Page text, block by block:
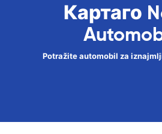
Картаго
Potražite automobil za